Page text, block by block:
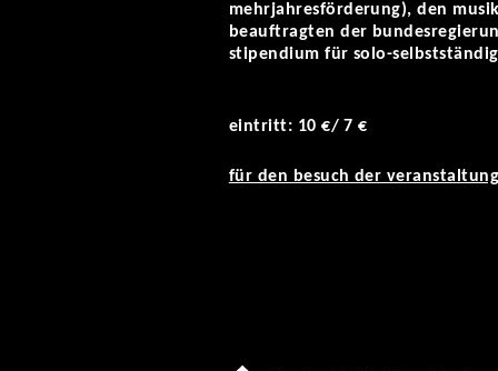
mehrjahresförderung), den
beauftragten der
stipendium für solo-
eintritt: 10 €/ 7 €
für den besuch der